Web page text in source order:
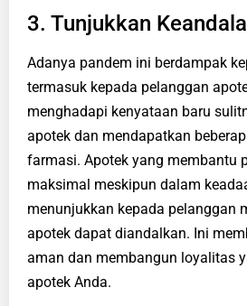
3. Tunjukkan
Adanya pandem ini berdampak
termasuk kepada pelanggan
menghadapi kenyataan baru
apotek dan mendapatkan
farmasi. Apotek yang membantu
maksimal meskipun dalam
menunjukkan kepada pelanggan
apotek dapat diandalkan. Ini
aman dan membangun loyalitas
apotek Anda.